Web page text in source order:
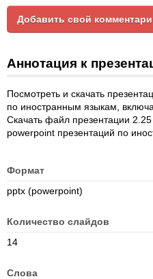
Добавить свой
Аннотация к
Посмотреть и скачать
по иностранным языкам,
Скачать файл презентации
powerpoint презентаций по
Формат
pptx (powerpoint)
Количество слайдов
14
Слова